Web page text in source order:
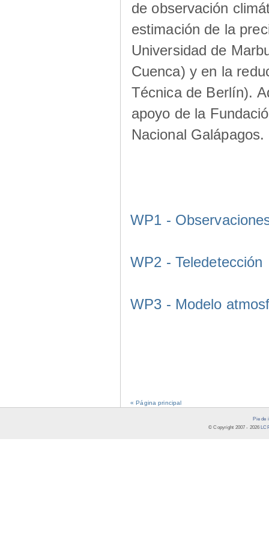
de observación
estimación de la
Universidad de
Cuenca) y en la
Técnica de Berlín).
apoyo de la
Nacional Galápagos.
WP1 -
WP2 - Teledetección
WP3 - Modelo
« Página principal
Pie de
© Copyright 2007 - 2026